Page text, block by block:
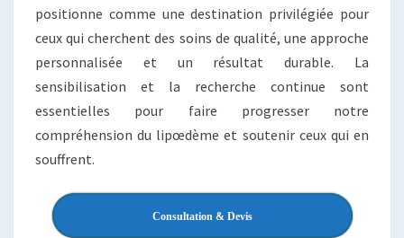
positionne comme une destination privilégiée pour
ceux qui cherchent des soins de qualité, une approche
personnalisée et un résultat durable. La
sensibilisation et la recherche continue sont
essentielles pour faire progresser notre
compréhension du lipœdème et soutenir ceux qui en
souffrent.
Consultation & Devis